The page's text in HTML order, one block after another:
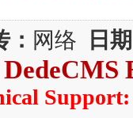
网络 日